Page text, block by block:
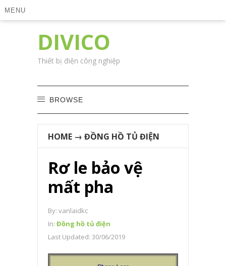
MENU
DIVICO
Thiết bị điện công nghiệp
BROWSE
HOME → ĐỒNG HỒ TỦ ĐIỆN
Rơ le bảo vệ
mất pha
By: vanlaidkc
In: Đồng hồ tủ điện
Last Updated: 30/06/2019